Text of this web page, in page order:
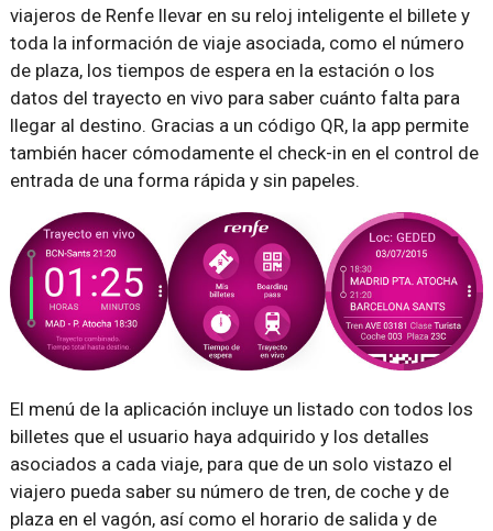
viajeros de Renfe llevar en su reloj inteligente el billete y
toda la información de viaje asociada, como el número
de plaza, los tiempos de espera en la estación o los
datos del trayecto en vivo para saber cuánto falta para
llegar al destino. Gracias a un código QR, la app permite
también hacer cómodamente el check-in en el control de
entrada de una forma rápida y sin papeles.
El menú de la aplicación incluye un listado con todos los
billetes que el usuario haya adquirido y los detalles
asociados a cada viaje, para que de un solo vistazo el
viajero pueda saber su número de tren, de coche y de
plaza en el vagón, así como el horario de salida y de